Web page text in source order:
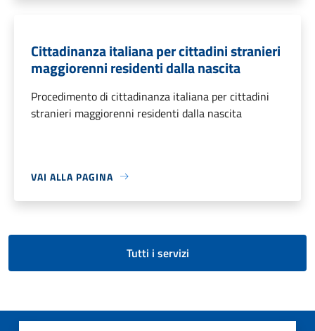
Cittadinanza italiana per cittadini stranieri
maggiorenni residenti dalla nascita
Procedimento di cittadinanza italiana per cittadini
stranieri maggiorenni residenti dalla nascita
VAI ALLA PAGINA
Tutti i servizi